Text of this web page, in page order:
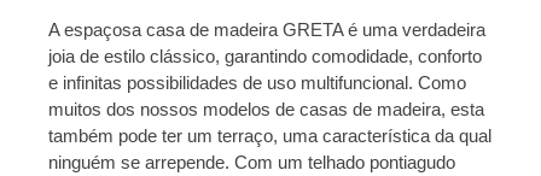
A espaçosa casa de madeira GRETA é uma verdadeira
joia de estilo clássico, garantindo comodidade, conforto
e infinitas possibilidades de uso multifuncional. Como
muitos dos nossos modelos de casas de madeira, esta
também pode ter um terraço, uma característica da qual
ninguém se arrepende. Com um telhado pontiagudo